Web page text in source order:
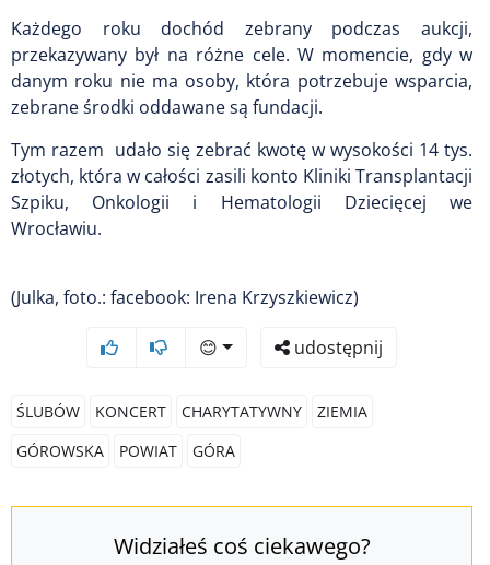
Każdego roku dochód zebrany podczas aukcji,
przekazywany był na różne cele. W momencie, gdy w
danym roku nie ma osoby, która potrzebuje wsparcia,
zebrane środki oddawane są fundacji.
Tym razem udało się zebrać kwotę w wysokości 14 tys.
złotych, która w całości zasili konto Kliniki Transplantacji
Szpiku, Onkologii i Hematologii Dziecięcej we
Wrocławiu.
(Julka, foto.: facebook: Irena Krzyszkiewicz)
😊 udostępnij
ŚLUBÓW KONCERT CHARYTATYWNY
ZIEMIA
GÓROWSKA
POWIAT GÓRA
Widziałeś coś ciekawego?